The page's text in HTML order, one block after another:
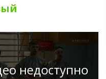
недоступно